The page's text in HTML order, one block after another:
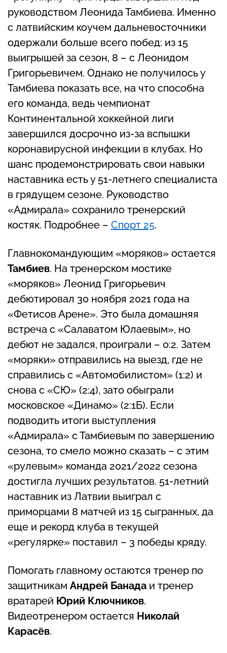
руководством Леонида Тамбиева. Именно
с латвийским коучем дальневосточники
одержали больше всего побед: из 15
выигрышей за сезон, 8 – с Леонидом
Григорьевичем. Однако не получилось у
Тамбиева показать все, на что способна
его команда, ведь чемпионат
Континентальной хоккейной лиги
завершился досрочно из-за вспышки
коронавирусной инфекции в клубах. Но
шанс продемонстрировать свои навыки
наставника есть у 51-летнего специалиста
в грядущем сезоне. Руководство
«Адмирала» сохранило тренерский
костяк. Подробнее – Спорт 25.
Главнокомандующим «моряков» остается
Тамбиев. На тренерском мостике
«моряков» Леонид Григорьевич
дебютировал 30 ноября 2021 года на
«Фетисов Арене». Это была домашняя
встреча с «Салаватом Юлаевым», но
дебют не задался, проиграли – 0:2. Затем
«моряки» отправились на выезд, где не
справились с «Автомобилистом» (1:2) и
снова с «СЮ» (2:4), зато обыграли
московское «Динамо» (2:1Б). Если
подводить итоги выступления
«Адмирала» с Тамбиевым по завершению
сезона, то смело можно сказать – с этим
«рулевым» команда 2021/2022 сезона
достигла лучших результатов. 51-летний
наставник из Латвии выиграл с
приморцами 8 матчей из 15 сыгранных, да
еще и рекорд клуба в текущей
«регулярке» поставил – 3 победы кряду.
Помогать главному остаются тренер по
защитникам Андрей Банада и тренер
вратарей Юрий Ключников.
Видеотренером остается Николай
Карасёв.